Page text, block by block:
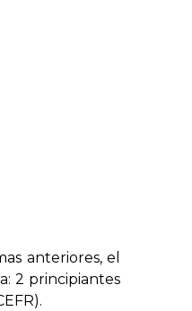
anteriores, el
2 principiantes